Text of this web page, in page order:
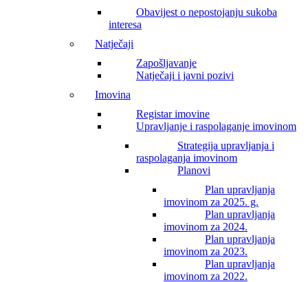
Obavijest o nepostojanju sukoba
interesa
Natječaji
Zapošljavanje
Natječaji i javni pozivi
Imovina
Registar imovine
Upravljanje i raspolaganje imovinom
Strategija upravljanja i
raspolaganja imovinom
Planovi
Plan upravljanja
imovinom za 2025. g.
Plan upravljanja
imovinom za 2024.
Plan upravljanja
imovinom za 2023.
Plan upravljanja
imovinom za 2022.